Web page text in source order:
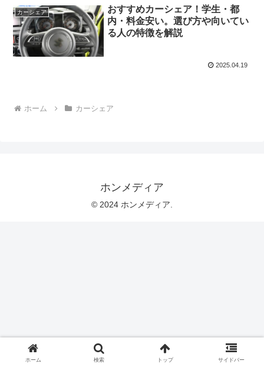
カーシェア
おすすめカーシェア！学生・都
内・料金安い。選び方や向いてい
る人の特徴を解説
2025.04.19
ホーム カーシェア
ホンメディア
© 2024 ホンメディア.
ホーム 検索 トップ サイドバー